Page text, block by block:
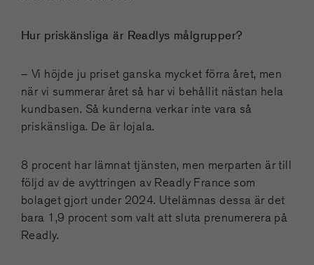
Hur priskänsliga är Readlys målgrupper?
– Vi höjde ju priset ganska mycket förra året, men
när vi summerar året så har vi behållit nästan hela
kundbasen. Så kunderna verkar inte vara så
priskänsliga. De är lojala.
8 procent har lämnat tjänsten, men merparten är till
följd av de avyttringen av Readly France som
bolaget gjort under 2024. Utelämnas dessa är det
bara 1,9 procent som valt att sluta prenumerera på
Readly.